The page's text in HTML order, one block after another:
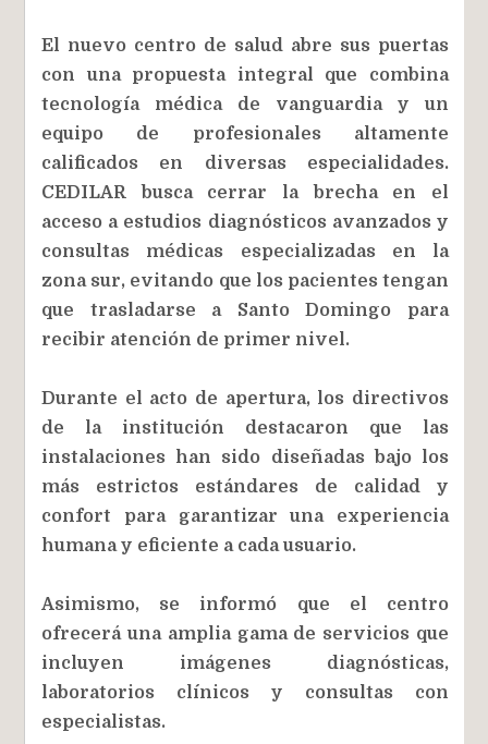
El nuevo centro de salud abre sus puertas
con una propuesta integral que combina
tecnología médica de vanguardia y un
equipo de profesionales altamente
calificados en diversas especialidades.
CEDILAR busca cerrar la brecha en el
acceso a estudios diagnósticos avanzados y
consultas médicas especializadas en la
zona sur, evitando que los pacientes tengan
que trasladarse a Santo Domingo para
recibir atención de primer nivel.
Durante el acto de apertura, los directivos
de la institución destacaron que las
instalaciones han sido diseñadas bajo los
más estrictos estándares de calidad y
confort para garantizar una experiencia
humana y eficiente a cada usuario.
Asimismo, se informó que el centro
ofrecerá una amplia gama de servicios que
incluyen imágenes diagnósticas,
laboratorios clínicos y consultas con
especialistas.